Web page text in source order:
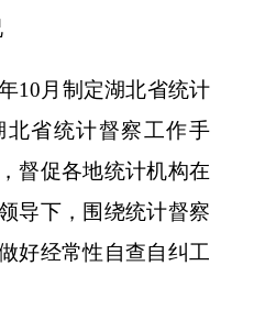
10月制定湖北省统计
省统计督察工作手
督促各地统计机构在
导下，围绕统计督察
好经常性自查自纠工